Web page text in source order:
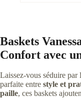
Baskets
Confort avec
Laissez-vous séduire par
parfaite entre style et
paille, ces baskets